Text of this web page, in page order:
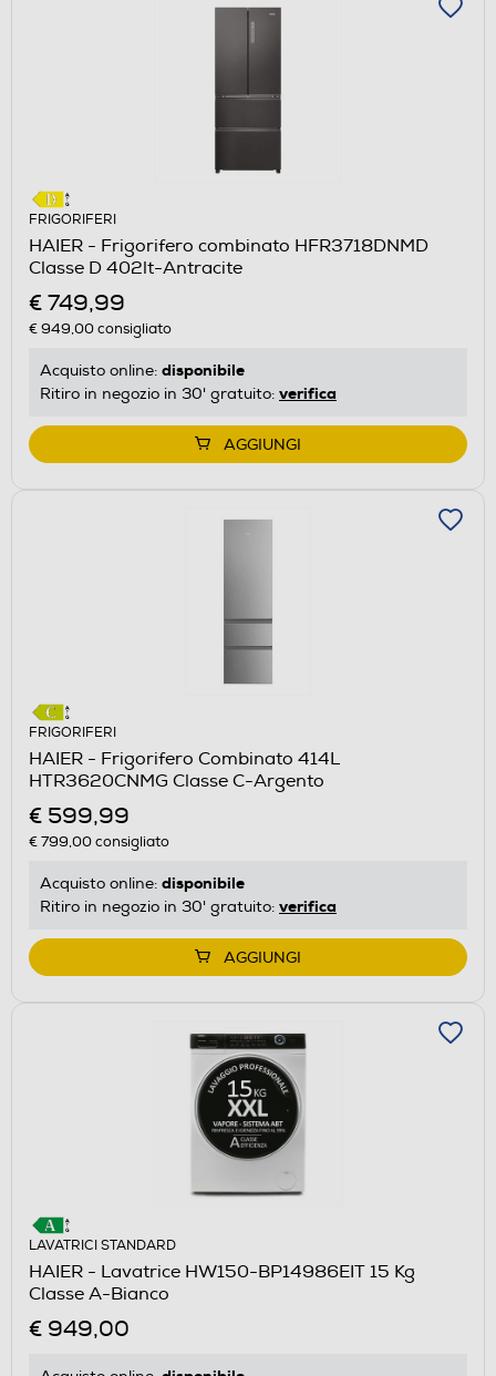
FRIGORIFERI
HAIER - Frigorifero combinato HFR3718DNMD
Classe D 402lt-Antracite
€ 749,99
€ 949,00consigliato
Acquisto online: disponibile
Ritiro in negozio in 30' gratuito: verifica
AGGIUNGI
FRIGORIFERI
HAIER - Frigorifero Combinato 414L
HTR3620CNMG Classe C-Argento
€ 599,99
€ 799,00consigliato
Acquisto online: disponibile
Ritiro in negozio in 30' gratuito: verifica
AGGIUNGI
LAVATRICI STANDARD
HAIER - Lavatrice HW150-BP14986EIT 15 Kg
Classe A-Bianco
€ 949,00